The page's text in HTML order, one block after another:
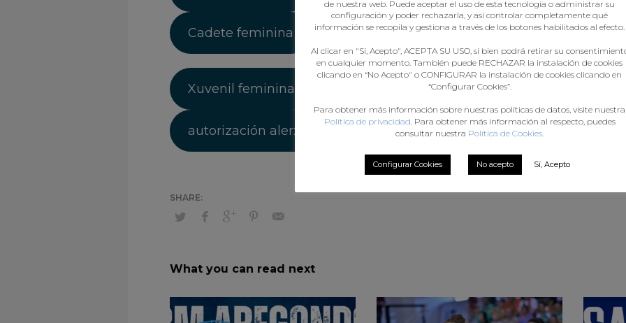
Cadete feminina Cadete masculina
Xuvenil feminina Xuvenil masculina
autorización alerxias
What you can read next
de nuestra web. Puede aceptar el uso de esta tecnología o administrar su
configuración y poder rechazarla, y así controlar completamente qué
información se recopila y gestiona a través de los botones habilitados al efecto.
Al clicar en "Sí, Acepto", ACEPTA SU USO, si bien podrá retirar su
en cualquier momento. También puede RECHAZAR la instalación de cookies
clicando en “No Acepto" o CONFIGURAR la instalación de cookies clicando en
“Configurar Cookies”.
Para obtener más información sobre nuestras políticas de datos, visite nuestra
Política de privacidad. Para obtener más información al respecto, puedes
consultar nuestra Política de Cookies.
Configurar Cookies No acepto Sí, Acepto